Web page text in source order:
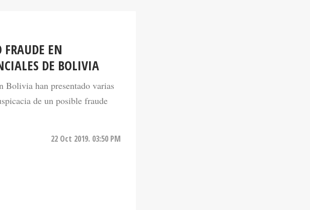
FRAUDE EN
DE BOLIVIA
Bolivia han presentado varias
de un posible fraude
22 Oct 2019. 03:50 PM